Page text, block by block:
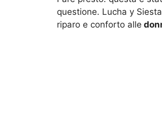
questione. Lucha y
riparo e conforto alle